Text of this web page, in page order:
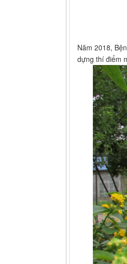
Năm 2018,
dựng thí điểm